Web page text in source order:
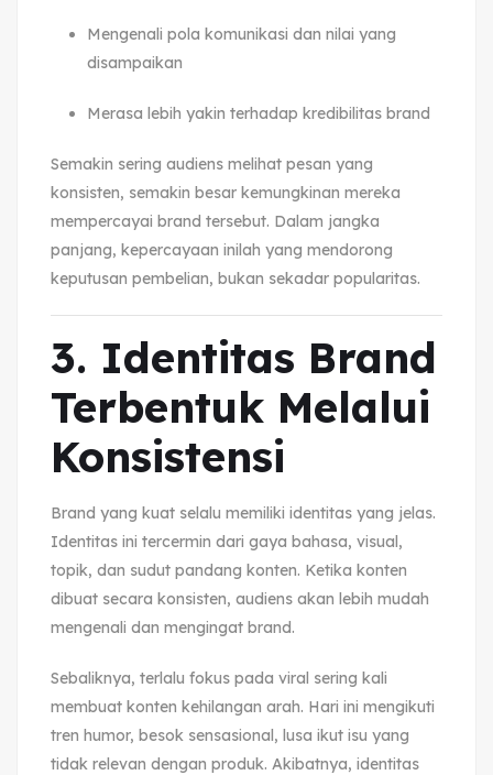
Mengenali pola komunikasi dan nilai yang
disampaikan
Merasa lebih yakin terhadap kredibilitas brand
Semakin sering audiens melihat pesan yang
konsisten, semakin besar kemungkinan mereka
mempercayai brand tersebut. Dalam jangka
panjang, kepercayaan inilah yang mendorong
keputusan pembelian, bukan sekadar popularitas.
3. Identitas Brand
Terbentuk Melalui
Konsistensi
Brand yang kuat selalu memiliki identitas yang jelas.
Identitas ini tercermin dari gaya bahasa, visual,
topik, dan sudut pandang konten. Ketika konten
dibuat secara konsisten, audiens akan lebih mudah
mengenali dan mengingat brand.
Sebaliknya, terlalu fokus pada viral sering kali
membuat konten kehilangan arah. Hari ini mengikuti
tren humor, besok sensasional, lusa ikut isu yang
tidak relevan dengan produk. Akibatnya, identitas